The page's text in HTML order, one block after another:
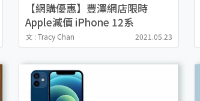
【網購優惠】豐澤網店限時
Apple減價 iPhone 12系
列/MacBook/iPad激減$2000
文 : Tracy Chan 2021.05.23